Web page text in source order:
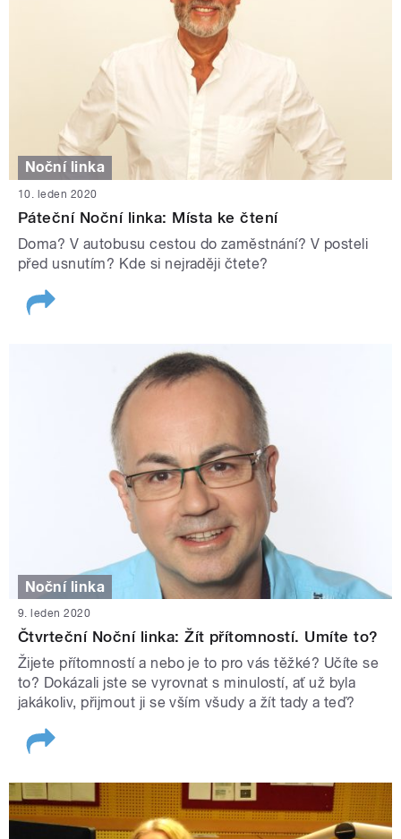
Noční linka
10. leden 2020
Páteční Noční linka: Místa ke čtení
Doma? V autobusu cestou do zaměstnání? V posteli
před usnutím? Kde si nejraději čtete?
Noční linka
9. leden 2020
Čtvrteční Noční linka: Žít přítomností. Umíte to?
Žijete přítomností a nebo je to pro vás těžké? Učíte se
to? Dokázali jste se vyrovnat s minulostí, ať už byla
jakákoliv, přijmout ji se vším všudy a žít tady a teď?